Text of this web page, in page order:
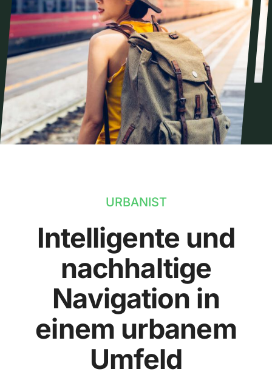
URBANIST
Intelligente und
nachhaltige
Navigation in
einem urbanem
Umfeld